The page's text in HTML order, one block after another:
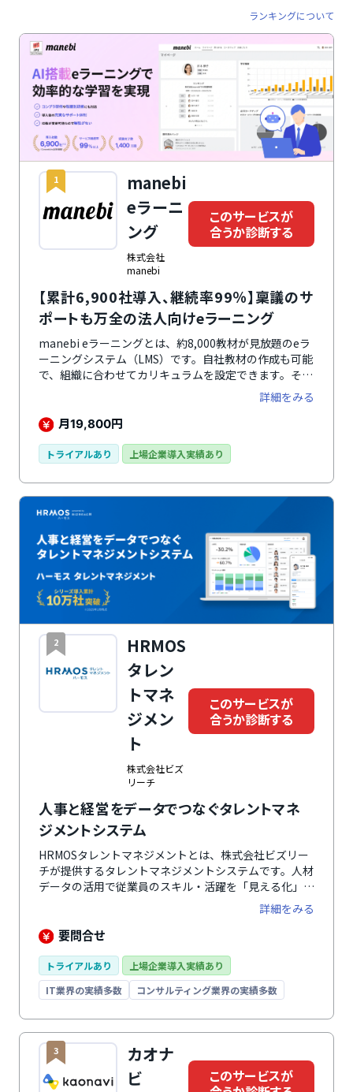
ランキングについて
1
manebi
eラーニ
ング
株式会社
manebi
このサービスが
合うか診断する
【累計6,900社導入、継続率99％】稟議のサ
ポートも万全の法人向けeラーニング
manebi eラーニングとは、約8,000教材が見放題のeラ
ーニングシステム（LMS）です。自社教材の作成も可能
で、組織に合わせてカリキュラムを設定できます。その
ほか、受講率向上のためのメール配信や学習レポートな
詳細をみる
月19,800円
トライアルあり 上場企業導入実績あり
2
HRMOS
タレン
トマネ
ジメン
ト
株式会社ビズ
リーチ
このサービスが
合うか診断する
人事と経営をデータでつなぐタレントマネ
ジメントシステム
HRMOSタレントマネジメントとは、株式会社ビズリー
チが提供するタレントマネジメントシステムです。人材
データの活用で従業員のスキル・活躍を「見える化」を
通じ、組織の課題を特定・最適配置・育成・離職防止を
支援。各企業にとってのタレントマネジメントの成功・
戦略人事の実現に向けて徹底的に伴走します。「社内版
ッチングをAIにより最適化できます。また、シリーズ連
携も強化しており、HRMOS採用やHRMOS勤怠との自動
連携でより業務の効率化につながります。
詳細をみる
要問合せ
トライアルあり
上場企業導入実績あり
IT業界の実績多数
コンサルティング業界の実績多数
3
カオナ
ビ
このサービスが